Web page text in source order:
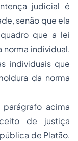
judicial é
senão que ela
que a lei
norma individual,
individuais que
da norma
acima
de justiça
de Platão,